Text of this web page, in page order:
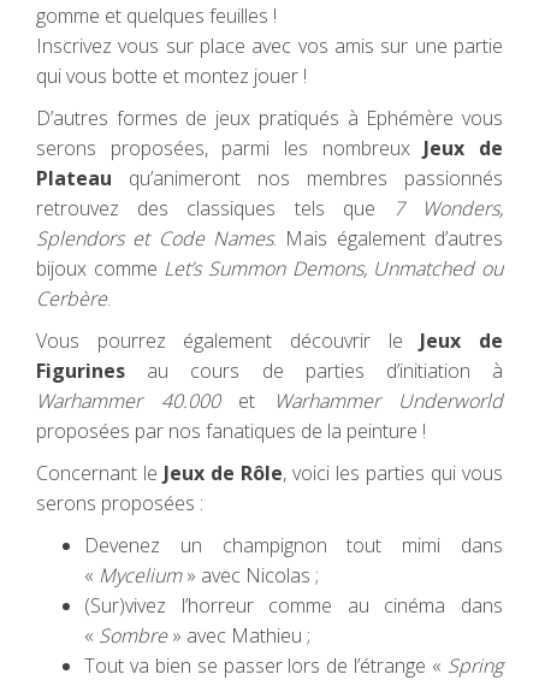
gomme et quelques feuilles !
Inscrivez vous sur place avec vos amis sur une partie
qui vous botte et montez jouer !
D’autres formes de jeux pratiqués à Ephémère vous
serons proposées, parmi les nombreux Jeux de
Plateau qu’animeront nos membres passionnés
retrouvez des classiques tels que
7 Wonders,
Splendors et Code Names. Mais également d’autres
bijoux comme Let’s Summon Demons, Unmatched ou
Cerbère.
Vous pourrez également découvrir le Jeux de
Figurines au cours de parties d’initiation à
Warhammer 40.000et
Warhammer Underworld
proposées par nos fanatiques de la peinture !
Concernant le Jeux de Rôle, voici les parties qui vous
serons proposées :
Devenez un champignon tout mimi dans
« Mycelium» avec Nicolas ;
(Sur)vivez l’horreur comme au cinéma dans
« Sombre» avec Mathieu ;
Tout va bien se passer lors de l’étrange « Spring